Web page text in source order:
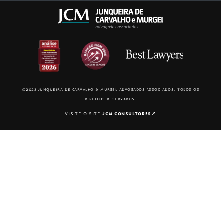
©2023 junqueira de carvalho & murgel advogados associados. todos os
direitos reservados.
visite o sitejcm consultores↗